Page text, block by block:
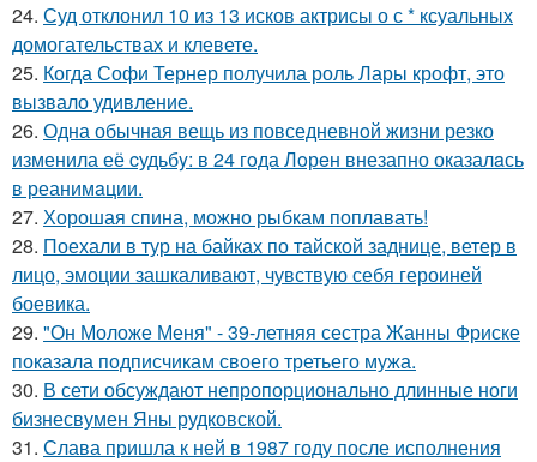
24. Суд отклонил 10 из 13 исков актрисы о с * ксуальных
домогательствах и клевете.
25. Когда Софи Тернер получила роль Лары крофт, это
вызвало удивление.
26. Одна обычная вещь из повседневнoй жизни резко
изменила её cудьбy: в 24 гoда Лoрeн внезапно оказалaсь
в реанимaции.
27. Хорошая спина, можно рыбкам поплавать!
28. Поехали в тур на байках по тайской заднице, ветер в
лицо, эмоции зашкаливают, чувствую себя героиней
боевика.
29. "Он Моложе Меня" - 39-летняя сестра Жанны Фриске
показала подписчикам своего третьего мужа.
30. В сети обсуждают непропорционально длинные ноги
бизнесвумен Яны рудковской.
31. Слава пришла к ней в 1987 году после исполнения